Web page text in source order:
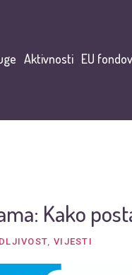
Aktivnosti EU
Kako
, VIJESTI